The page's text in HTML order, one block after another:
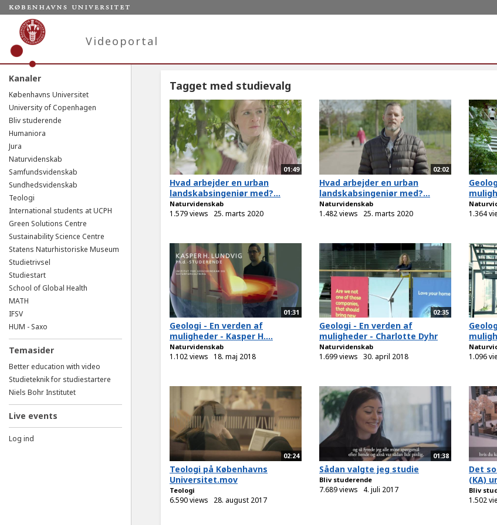
Videoportal
Kanaler
Københavns Universitet
University of Copenhagen
Bliv studerende
Humaniora
Jura
Naturvidenskab
Samfundsvidenskab
Sundhedsvidenskab
Teologi
International students at UCPH
Green Solutions Centre
Sustainability Science Centre
Statens Naturhistoriske Museum
Studietrivsel
Studiestart
School of Global Health
MATH
IFSV
HUM - Saxo
Temasider
Better education with video
Studieteknik for studiestartere
Niels Bohr Institutet
Live events
Log ind
Tagget med studievalg
01:49
Hvad arbejder en urban
landskabsingeniør med?...
Naturvidenskab
1.579 views 25. marts 2020
02:02
Hvad arbejder en urban
landskabsingeniør med?...
Naturvidenskab
1.482 views 25. marts 2020 1.364
01:31
Geologi - En verden af
muligheder - Kasper H....
Naturvidenskab
1.102 views 18. maj 2018
02:35
Geologi - En verden af
muligheder - Charlotte Dyhr
Naturvidenskab
1.699 views 30. april 2018 1.096
02:24
Teologi på Københavns
Universitet.mov
Teologi
6.590 views 28. august 2017
01:38
Sådan valgte jeg studie
Bliv studerende
7.689 views 4. juli 2017
Det
(KA)
Bliv
1.502